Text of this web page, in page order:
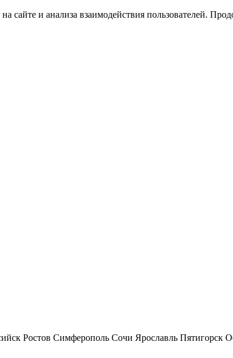
и анализа взаимодействия пользователей.
Ростов Симферополь Сочи Ярославль Пятигорск